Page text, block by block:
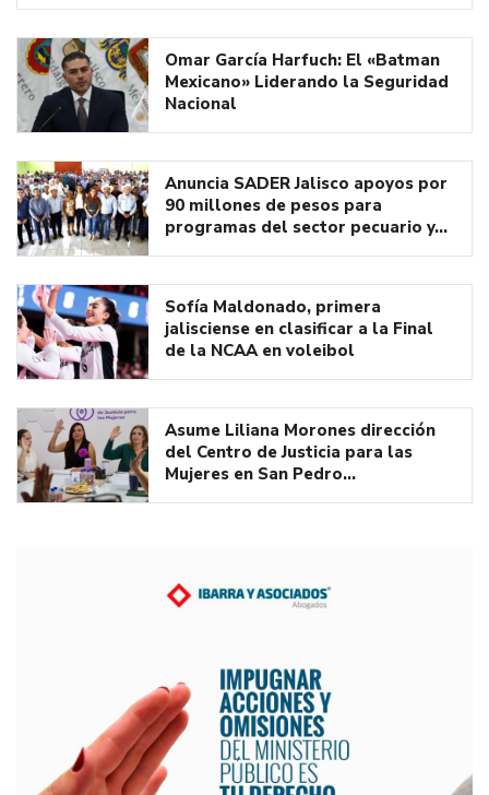
Omar García Harfuch: El «Batman
Mexicano» Liderando la Seguridad
Nacional
Anuncia SADER Jalisco apoyos por
90 millones de pesos para
programas del sector pecuario y…
Sofía Maldonado, primera
jalisciense en clasificar a la Final
de la NCAA en voleibol
Asume Liliana Morones dirección
del Centro de Justicia para las
Mujeres en San Pedro…